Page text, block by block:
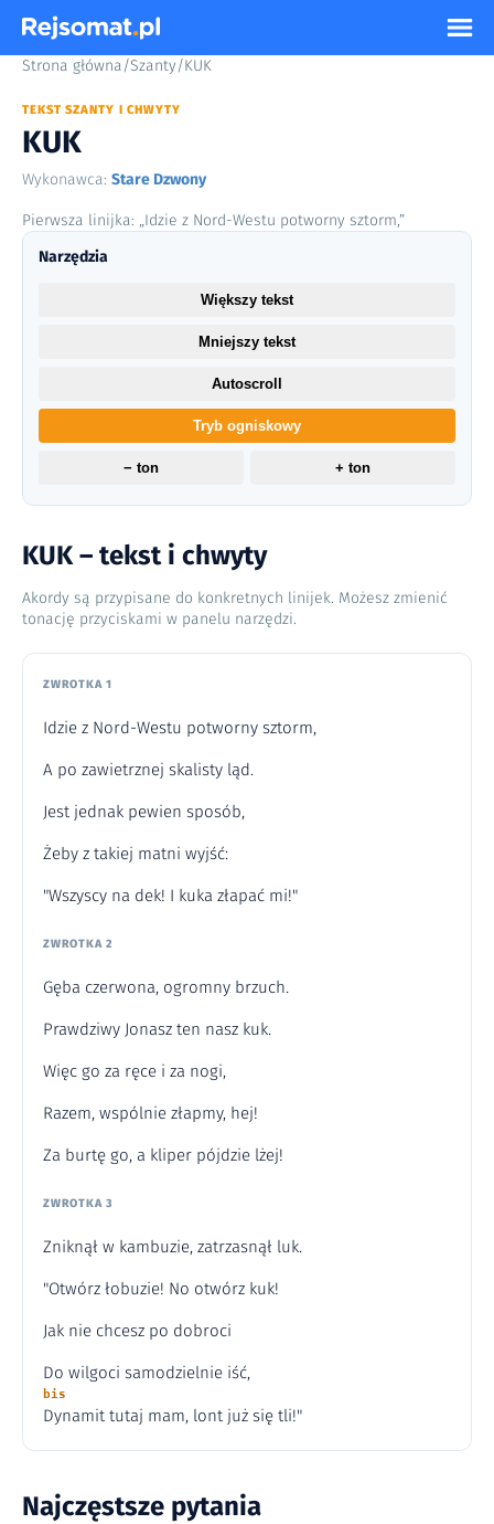
Strona główna/Szanty/KUK
TEKST SZANTY I CHWYTY
KUK
Wykonawca: Stare Dzwony
Pierwsza linijka: „Idzie z Nord-Westu potworny sztorm,”
KUK – tekst i chwyty
Akordy są przypisane do konkretnych linijek. Możesz zmienić
tonację przyciskami w panelu narzędzi.
ZWROTKA 1
Idzie z Nord-Westu potworny sztorm,
A po zawietrznej skalisty ląd.
Jest jednak pewien sposób,
Żeby z takiej matni wyjść:
"Wszyscy na dek! I kuka złapać mi!"
ZWROTKA 2
Gęba czerwona, ogromny brzuch.
Prawdziwy Jonasz ten nasz kuk.
Więc go za ręce i za nogi,
Razem, wspólnie złapmy, hej!
Za burtę go, a kliper pójdzie lżej!
ZWROTKA 3
Zniknął w kambuzie, zatrzasnął luk.
"Otwórz łobuzie! No otwórz kuk!
Jak nie chcesz po dobroci
Do wilgoci samodzielnie iść,
bis
Dynamit tutaj mam, lont już się tli!"
Najczęstsze pytania
Narzędzia
Większy tekst
Mniejszy tekst
Autoscroll
Tryb ogniskowy
− ton + ton